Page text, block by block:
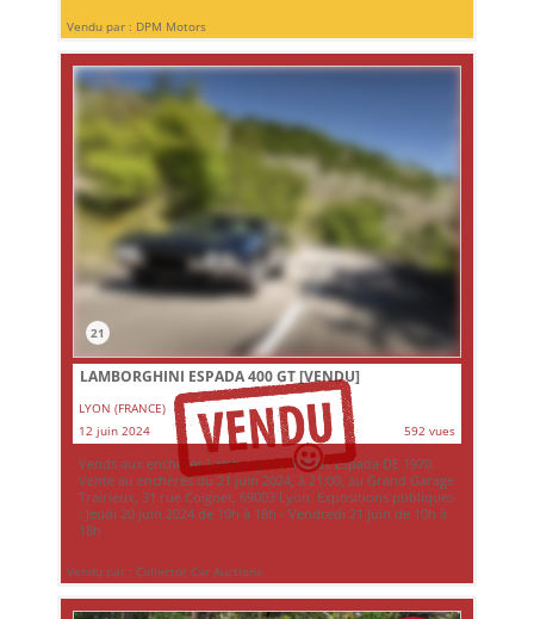
Vendu par : DPM Motors
21
LAMBORGHINI ESPADA 400 GT[VENDU]
LYON (FRANCE)
12 juin 2024
592 vues
Vends aux enchères Lamborghini 400 GT Espada DE 1970.
Vente au enchères du 21 juin 2024, à 21:00, au Grand Garage
Trairieux, 31 rue Coignet, 69003 Lyon. Expositions publiques
: Jeudi 20 juin 2024 de 10h à 18h - Vendredi 21 juin de 10h à
18h
Vendu par : Collector Car Auctions